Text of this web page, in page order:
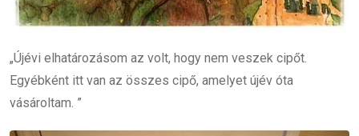
„Újévi elhatározásom az volt, hogy nem veszek cipőt.
Egyébként itt van az összes cipő, amelyet újév óta
vásároltam. ”